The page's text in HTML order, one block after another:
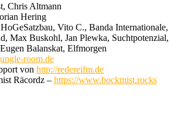
Chris Altmann
Hering
Vito C., Banda Internationale,
Max Buskohl, Jan Plewka, Suchtpotenzial,
Balanskat, Elfmorgen
room.de
von http://redereifm.de
Räcordz – https://www.bockmist.rocks